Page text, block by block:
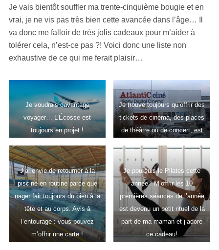
Je vais bientôt souffler ma trente-cinquième bougie et en
vrai, je ne vis pas très bien cette avancée dans l’âge… Il
va donc me falloir de très jolis cadeaux pour m’aider à
tolérer cela, n’est-ce pas ?! Voici donc une liste non
exhaustive de ce qui me ferait plaisir…
Je voudrais davantage
voyager… L’Écosse est
toujours en projet !
Je trouve toujours qu’offrir des
tickets de cinéma, des places
de théâtre ou de concert, est
qui le reçoit…
J’ai envie de retourner à la
piscine en routine parce que
nager fait toujours du bien à la
tête et au corps. Avis à
l’entourage : vous pouvez
m’offrir une carte !
Je poursuis le Pilates cette
année ! M’offrir les 10
premières séances de l’année
est devenu un petit rituel de la
part de ma maman et j’adore
ce cadeau!